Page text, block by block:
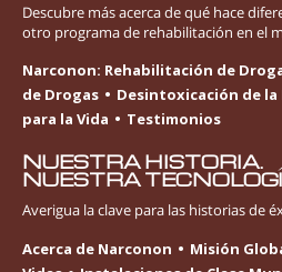
Descubre más acerca de qué hace
otro programa de rehabilitación en el
Narconon: Rehabilitación de
de Drogas
Desintoxicación de la
para la Vida
Testimonios
NUESTRA HISTORIA.
NUESTRA
Averigua la clave para las historias de
Acerca de Narconon
Misión